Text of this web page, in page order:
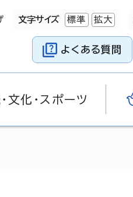
文字サイズ 標準 拡大
よくある質問
文化・スポーツ